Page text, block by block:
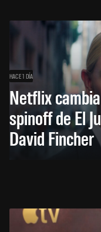
HACE 1 DÍA
Netflix
spinoff de El
David Fincher